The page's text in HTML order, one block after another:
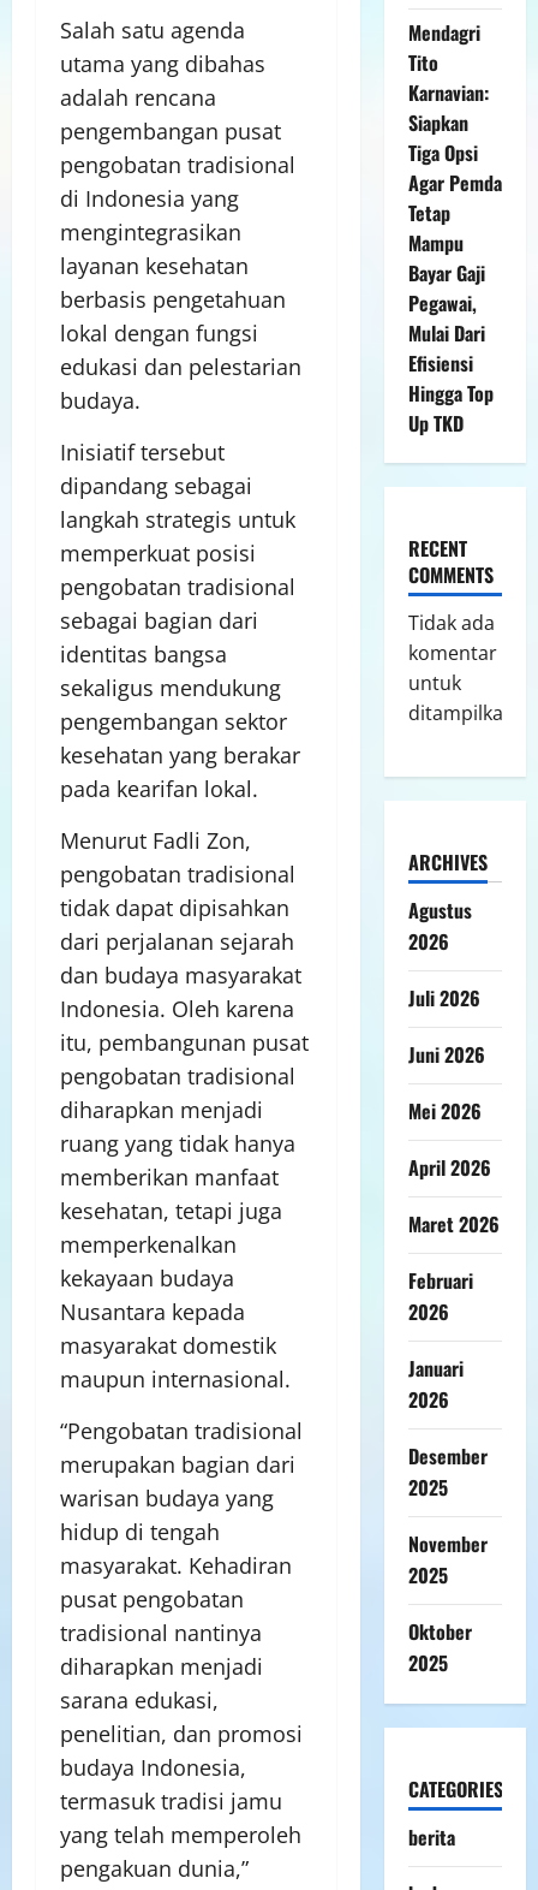
Salah satu agenda
utama yang dibahas
adalah rencana
pengembangan pusat
pengobatan tradisional
di Indonesia yang
mengintegrasikan
layanan kesehatan
berbasis pengetahuan
lokal dengan fungsi
edukasi dan pelestarian
budaya.
Inisiatif tersebut
dipandang sebagai
langkah strategis untuk
memperkuat posisi
pengobatan tradisional
sebagai bagian dari
identitas bangsa
sekaligus mendukung
pengembangan sektor
kesehatan yang berakar
pada kearifan lokal.
Menurut Fadli Zon,
pengobatan tradisional
tidak dapat dipisahkan
dari perjalanan sejarah
dan budaya masyarakat
Indonesia. Oleh karena
itu, pembangunan pusat
pengobatan tradisional
diharapkan menjadi
ruang yang tidak hanya
memberikan manfaat
kesehatan, tetapi juga
memperkenalkan
kekayaan budaya
Nusantara kepada
masyarakat domestik
maupun internasional.
“Pengobatan tradisional
merupakan bagian dari
warisan budaya yang
hidup di tengah
masyarakat. Kehadiran
pusat pengobatan
tradisional nantinya
diharapkan menjadi
sarana edukasi,
penelitian, dan promosi
budaya Indonesia,
termasuk tradisi jamu
yang telah memperoleh
pengakuan dunia,”
Mendagri
Tito
Karnavian:
Siapkan
Tiga Opsi
Agar Pemda
Tetap
Mampu
Bayar Gaji
Pegawai,
Mulai Dari
Efisiensi
Hingga Top
Up TKD
RECENT
COMMENTS
Tidak ada
komentar
untuk
ditampilkan.
ARCHIVES
Agustus
2026
Juli 2026
Juni 2026
Mei 2026
April 2026
Maret 2026
Februari
2026
Januari
2026
Desember
2025
November
2025
Oktober
2025
CATEGORIES
berita